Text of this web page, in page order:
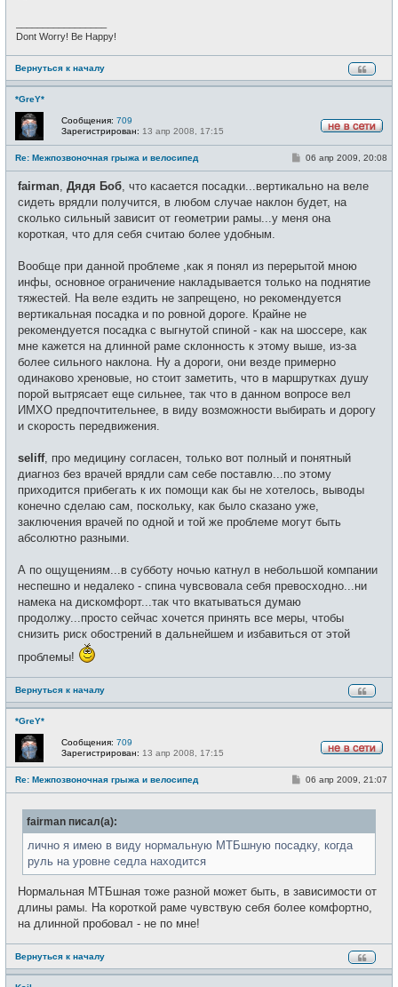
Dont Worry! Be Happy!
Вернуться к началу
*GreY*
е
в
с
Сообщения: 709
Зарегистрирован: 13 апр 2008, 17:15
Re: Межпозвоночная грыжа и велосипед
С
б
щ
е
н
06 апр 2009, 20:08
fairman Дядя Боб , что касается посадки...вертикально на веле
сидеть врядли получится, в любом случае наклон будет, на
сколько сильный зависит от геометрии рамы...у меня она
короткая, что для себя считаю более удобным.
Вообще при данной проблеме ,как я понял из перерытой мною
инфы, основное ограничение накладывается только на поднятие
тяжестей. На веле ездить не запрещено, но рекомендуется
вертикальная посадка и по ровной дороге. Крайне не
рекомендуется посадка с выгнутой спиной - как на шоссере, как
мне кажется на длинной раме склонность к этому выше, из-за
более сильного наклона. Ну а дороги, они везде примерно
одинаково хреновые, но стоит заметить, что в маршрутках душу
порой вытрясает еще сильнее, так что в данном вопросе вел
ИМХО предпочтительнее, в виду возможности выбирать и дорогу
и скорость передвижения.
seliff, про медицину согласен, только вот полный и понятный
диагноз без врачей врядли сам себе поставлю...по этому
приходится прибегать к их помощи как бы не хотелось, выводы
конечно сделаю сам, поскольку, как было сказано уже,
заключения врачей по одной и той же проблеме могут быть
абсолютно разными.
А по ощущениям...в субботу ночью катнул в небольшой компании
неспешно и недалеко - спина чувсвовала себя превосходно...ни
намека на дискомфорт...так что вкатываться думаю
продолжу...просто сейчас хочется принять все меры, чтобы
снизить риск обострений в дальнейшем и избавиться от этой
проблемы!
Вернуться к началу
*GreY*
е
в
с
Сообщения: 709
Зарегистрирован: 13 апр 2008, 17:15
Re: Межпозвоночная грыжа и велосипед
С
б
е
н
и
06 апр 2009, 21:07
fairman писал(а):
лично я имею в виду нормальную МТБшную посадку, когда
руль на уровне седла находится
Нормальная МТБшная тоже разной может быть, в зависимости от
длины рамы. На короткой раме чувствую себя более комфортно,
на длинной пробовал - не по мне!
Вернуться к началу